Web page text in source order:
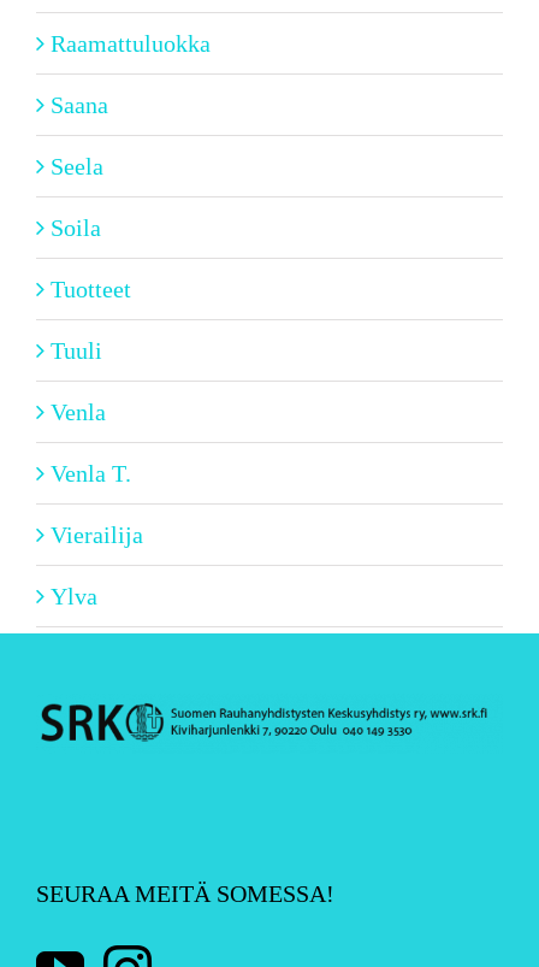
Raamattuluokka
Saana
Seela
Soila
Tuotteet
Tuuli
Venla
Venla T.
Vierailija
Ylva
SEURAA MEITÄ SOMESSA!